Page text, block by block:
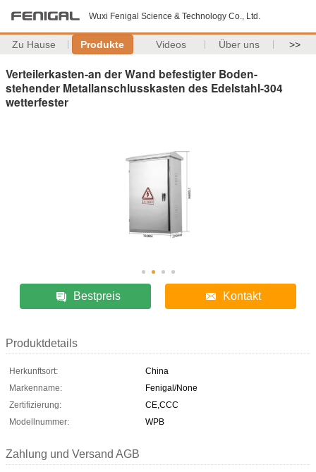
Wuxi Fenigal Science & Technology Co., Ltd.
Zu Hause Produkte Videos Über uns >>
Verteilerkasten-an der Wand befestigter Boden-
stehender Metallanschlusskasten des Edelstahl-304
wetterfester
Bestpreis Kontakt
Produktdetails
Herkunftsort:
China
Markenname:
Fenigal/None
Zertifizierung:
CE,CCC
Modellnummer:
WPB
Zahlung und Versand AGB